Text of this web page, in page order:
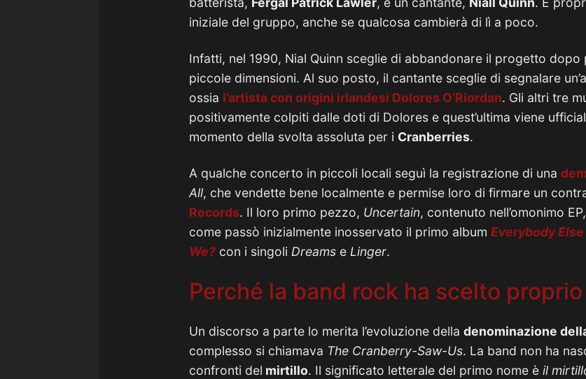
iniziale del gruppo, anche se qualcosa cambierà di lì a poco.
Infatti, nel 1990, Nial Quinn sceglie di abbandonare il progetto
piccole dimensioni. Al suo posto, il cantante sceglie di segnalare
ossia l’artista con origini irlandesi Dolores O’Riordan. Gli altri tre
positivamente colpiti dalle doti di Dolores e quest’ultima viene
momento della svolta assoluta per i Cranberries.
A qualche concerto in piccoli locali seguì la registrazione di una
All, che vendette bene localmente e permise loro di firmare un
Records. Il loro primo pezzo, Uncertain, contenuto nell’omonimo
come passò inizialmente inosservato il primo album Everybody Else
We? con i singoli Dreams e Linger.
Perché la band rock ha scelto
Un discorso a parte lo merita l’evoluzione della denominazione
complesso si chiamava The Cranberry-Saw-Us. La band non ha
confronti del mirtillo. Il significato letterale del primo nome è il